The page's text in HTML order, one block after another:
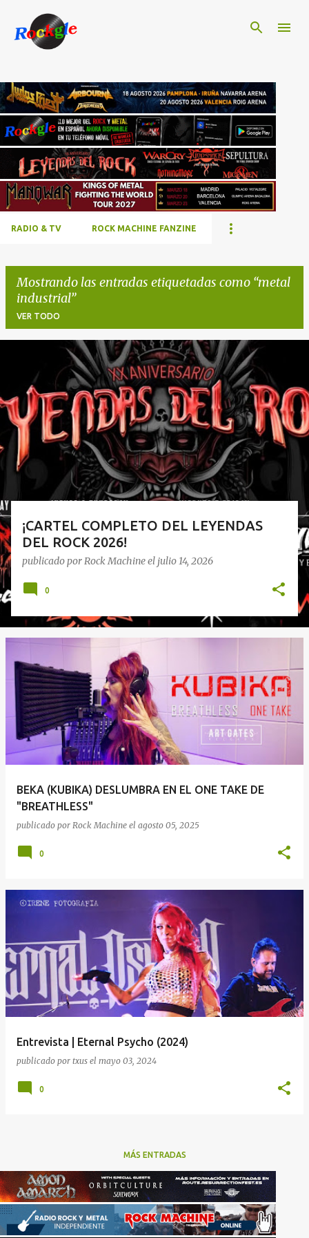
RADIO & TV ROCK MACHINE FANZINE
Mostrando las entradas etiquetadas como metal
industrial
VER TODO
t
a
d
s
¡CARTEL COMPLETO DEL LEYENDAS
DEL ROCK 2026!
publicado porRock Machineel julio 14, 2026
0
BEKA (KUBIKA) DESLUMBRA EN EL ONE TAKE DE
"BREATHLESS"
publicado por Rock Machine el agosto 05, 2025
0
Entrevista | Eternal Psycho (2024)
publicado por txus el mayo 03, 2024
0
MÁS ENTRADAS